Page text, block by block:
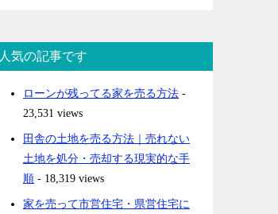
人気の記事です
ローンが残ってる家を売る方法 -
23,531 views
田舎の土地を売る方法｜売れない
土地を処分・売却する現実的な手
順 - 18,319 views
家を売って市営住宅・県営住宅に